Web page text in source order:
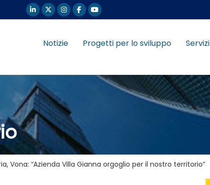
Notizie Progetti per lo sviluppo Servizi
Vona: “Azienda Villa Gianna orgoglio per il nostro territorio”